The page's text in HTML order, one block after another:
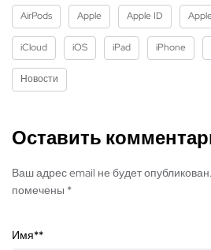
AirPods Apple Apple ID
iCloud iOS iPad iPhone
Новости
Оставить
Ваш адрес email не будет
помечены *
Имя**